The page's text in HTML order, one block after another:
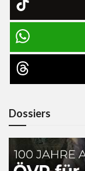
Dossiers